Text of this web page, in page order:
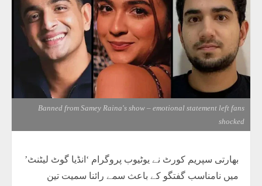
Banned from Samey Raina's show – emotional statement left fans
shocked
بھارتی سپریم کورٹ نے یوٹیوب پروگرام ‘انڈیا گوٹ لیٹنٹ’
میں نامناسب گفتگو کے باعث سمے رائنا سمیت تین